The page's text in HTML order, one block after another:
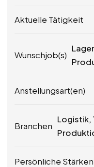
Aktuelle Tätigkeit
Wunschjob(s)
Anstellungsart(en)
Branchen
Logistik,
Persönliche Stärken